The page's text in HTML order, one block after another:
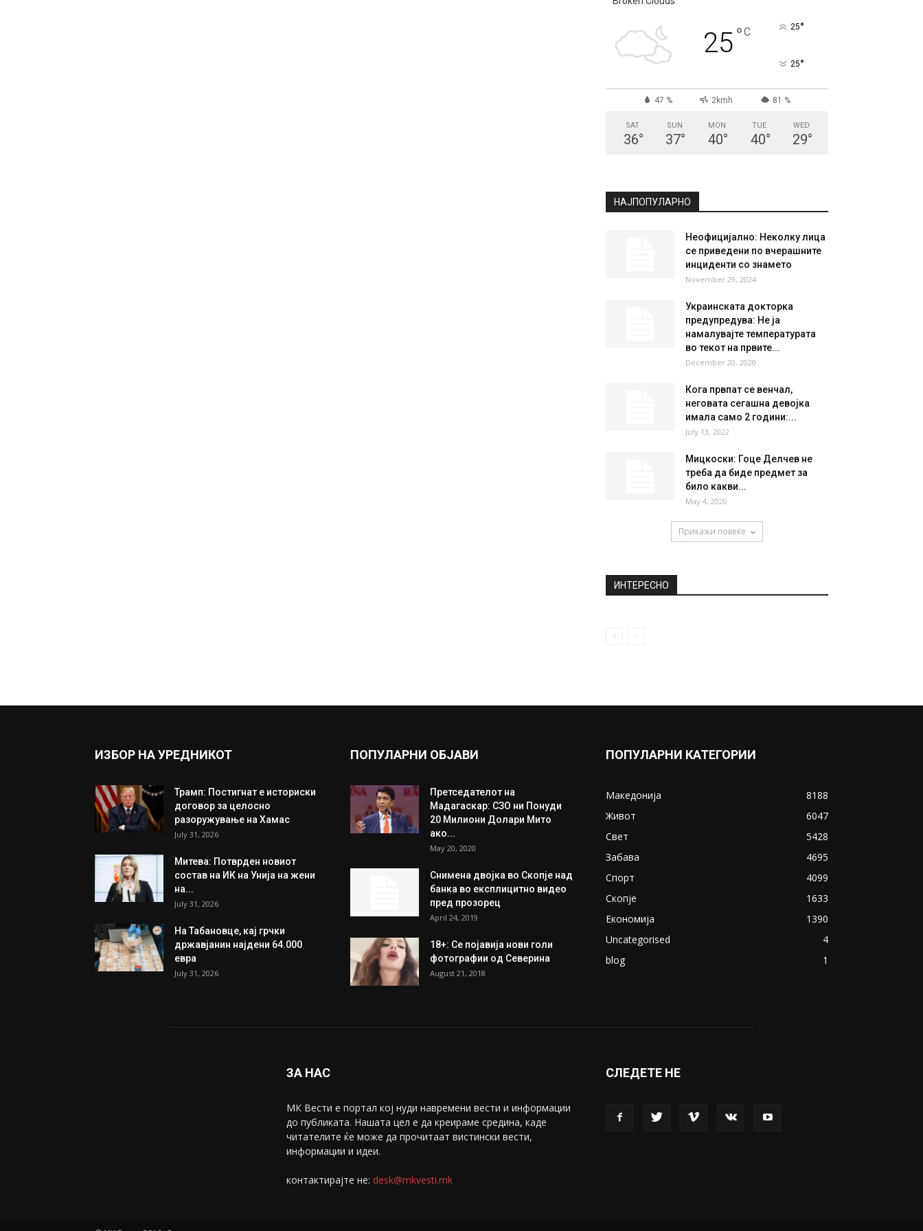
25°C 25°
25°
47 % 2kmh 81 %
SAT
36°
SUN
37°
MON
40°
TUE
40°
WED
29°
НАЈПОПУЛАРНО
Неофицијално: Неколку лица
се приведени по вчерашните
инциденти со знамето
November 29, 2024
Украинската докторка
предупредува: Не ја
намалувајте температурата
во текот на првите...
December 20, 2020
Кога првпат се венчал,
неговата сегашна девојка
имала само 2 години:...
July 13, 2022
Мицкоски: Гоце Делчев не
треба да биде предмет за
било какви...
May 4, 2020
Прикажи повеќе
ИНТЕРЕСНО
ИЗБОР НА УРЕДНИКОТ
Трамп: Постигнат е историски
договор за целосно
разоружување на Хамас
July 31, 2026
Митева: Потврден новиот
состав на ИК на Унија на жени
на...
July 31, 2026
На Табановце, кај грчки
државјанин најдени 64.000
евра
July 31, 2026
ПОПУЛАРНИ ОБЈАВИ
Претседателот на
Мадагаскар: СЗО ни Понуди
20 Милиони Долари Мито
ако...
May 20, 2020
Снимена двојка во Скопје над
банка во експлицитно видео
пред прозорец
April 24, 2019
18+: Се појавија нови голи
фотографии од Северина
August 21, 2018
ПОПУЛАРНИ КАТЕГОРИИ
Македонија
8188
Живот
6047
Свет
5428
Забава
4695
Спорт
4099
Скопје
1633
Економија
1390
Uncategorised
4
blog
1
ЗА НАС
МК Вести е портал коj нуди навремени вести и информации
до публиката. Нашата цел е да креираме средина, каде
читателите ќе може да прочитаат вистински вести,
информации и идеи.
контактирајте не: desk@mkvesti.mk
СЛЕДЕТЕ НЕ